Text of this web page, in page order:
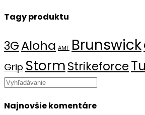
Tagy produktu
3GAloha AMF Brunswick
Grip StormStrikeforce
Search
website
Najnovšie komentáre